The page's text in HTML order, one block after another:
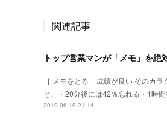
関連記事
トップ営業マンが「メモ」を
［ メモをとる = 成績が良い そのカ
と、・20分後には42％忘れる・1時
2019.06.19 21:14